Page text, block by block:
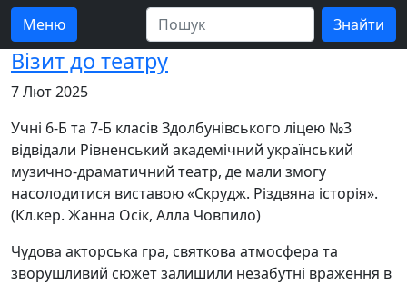
Меню
Візит до театру
7 Лют 2025
Учні 6-Б та 7-Б класів Здолбунівського ліцею №3
відвідали Рівненський академічний український
музично-драматичний театр, де мали змогу
насолодитися виставою «Скрудж. Різдвяна історія».
(Кл.кер. Жанна Осік, Алла Човпило)
Чудова акторська гра, святкова атмосфера та
зворушливий сюжет залишили незабутні враження в